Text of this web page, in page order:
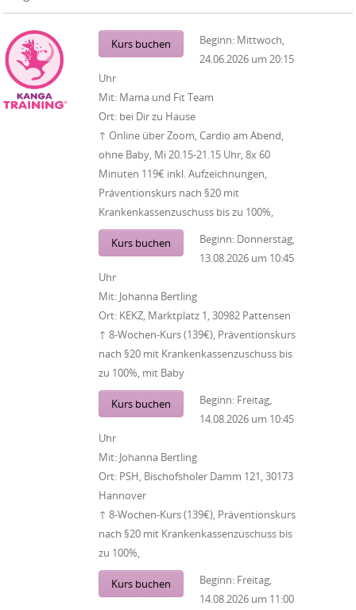
Kurs buchen Beginn: Mittwoch,
24.06.2026 um 20:15
Uhr
Mit: Mama und Fit Team
Ort: bei Dir zu Hause
↑ Online über Zoom, Cardio am Abend,
ohne Baby, Mi 20.15-21.15 Uhr, 8x 60
Minuten 119€ inkl. Aufzeichnungen,
Präventionskurs nach §20 mit
Krankenkassenzuschuss bis zu 100%,
Kurs buchen Beginn: Donnerstag,
13.08.2026 um 10:45
Uhr
Mit: Johanna Bertling
Ort: KEKZ, Marktplatz 1, 30982 Pattensen
↑ 8-Wochen-Kurs (139€), Präventionskurs
nach §20 mit Krankenkassenzuschuss bis
zu 100%, mit Baby
Kurs buchen Beginn: Freitag,
14.08.2026 um 10:45
Uhr
Mit: Johanna Bertling
Ort: PSH, Bischofsholer Damm 121, 30173
Hannover
↑ 8-Wochen-Kurs (139€), Präventionskurs
nach §20 mit Krankenkassenzuschuss bis
zu 100%,
Kurs buchen Beginn: Freitag,
14.08.2026 um 11:00